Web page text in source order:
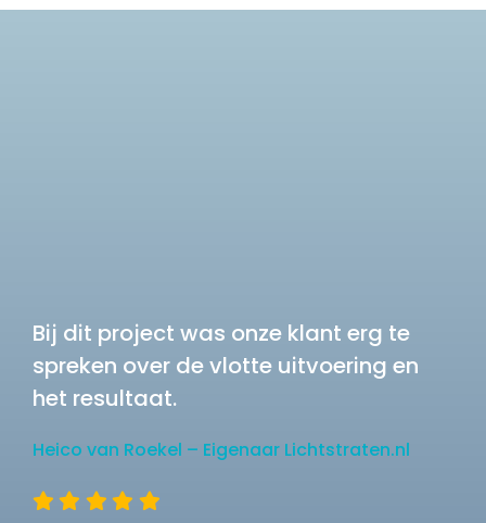
Bij dit project was onze klant erg te
spreken over de vlotte uitvoering en
het resultaat.
Heico van Roekel – Eigenaar Lichtstraten.nl